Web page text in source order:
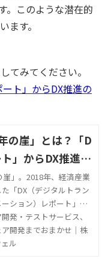
。このような潜在的
ます。
てみてください。
ート」からDX推進の
の崖」とは？「D
」からDX推進の
えてくる？
崖」。2018年、経済産業
「DX（デジタルトラン
ション）レポート」
内企業に大きな衝撃を
た。 その2025年まであ
だにブラックボックス化
発・テストサービス、
開発までおまかせ｜株
ル